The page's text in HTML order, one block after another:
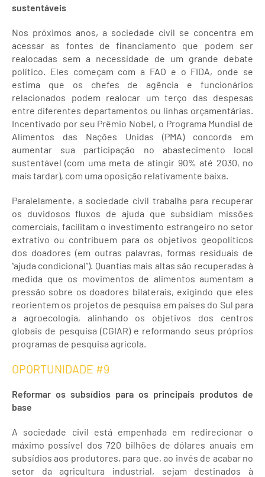
sustentáveis
Nos próximos anos, a sociedade civil se concentra em
acessar as fontes de financiamento que podem ser
realocadas sem a necessidade de um grande debate
político. Eles começam com a FAO e o FIDA, onde se
estima que os chefes de agência e funcionários
relacionados podem realocar um terço das despesas
entre diferentes departamentos ou linhas orçamentárias.
Incentivado por seu Prêmio Nobel, o Programa Mundial de
Alimentos das Nações Unidas (PMA) concorda em
aumentar sua participação no abastecimento local
sustentável (com uma meta de atingir 90% até 2030, no
mais tardar), com uma oposição relativamente baixa.
Paralelamente, a sociedade civil trabalha para recuperar
os duvidosos fluxos de ajuda que subsidiam missões
comerciais, facilitam o investimento estrangeiro no setor
extrativo ou contribuem para os objetivos geopolíticos
dos doadores (em outras palavras, formas residuais de
“ajuda condicional”). Quantias mais altas são recuperadas à
medida que os movimentos de alimentos aumentam a
pressão sobre os doadores bilaterais, exigindo que eles
reorientem os projetos de pesquisa em países do Sul para
a agroecologia, alinhando os objetivos dos centros
globais de pesquisa (CGIAR) e reformando seus próprios
programas de pesquisa agrícola.
OPORTUNIDADE #9
Reformar os subsídios para os principais produtos de
base
A sociedade civil está empenhada em redirecionar o
máximo possível dos 720 bilhões de dólares anuais em
subsídios aos produtores, para que, ao invés de acabar no
setor da agricultura industrial, sejam destinados à